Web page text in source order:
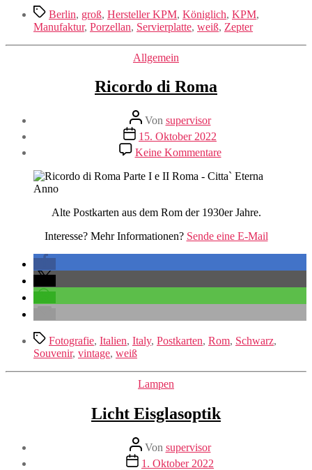
Schlagwörter
Berlin, groß, Hersteller KPM, Königlich, KPM,
Manufaktur, Porzellan, Servierplatte, weiß, Zepter
Kategorien
Allgemein
Ricordo di Roma
Beitragsautor
Von supervisor
Veröffentlichungsdatum
15. Oktober 2022
Keine Kommentarezu
Ricordo
di
Alte Postkarten aus dem Rom der 1930er Jahre.
Interesse? Mehr Informationen? Sende eine E-Mail
Schlagwörter
Fotografie, Italien, Italy, Postkarten, Rom, Schwarz,
Souvenir, vintage, weiß
Kategorien
Lampen
Licht Eisglasoptik
Beitragsautor
Von supervisor
Veröffentlichungsdatum
1. Oktober 2022